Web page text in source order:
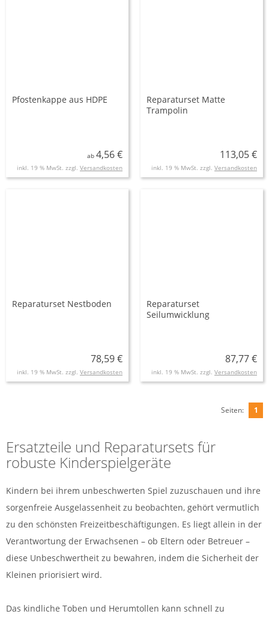
Pfostenkappe aus HDPE
ab 4,56 €
inkl. 19 % MwSt. zzgl. Versandkosten
Reparaturset Matte
Trampolin
113,05 €
inkl. 19 % MwSt. zzgl. Versandkosten
Reparaturset Nestboden
78,59 €
inkl. 19 % MwSt. zzgl. Versandkosten
Reparaturset
Seilumwicklung
87,77 €
inkl. 19 % MwSt. zzgl. Versandkosten
Seiten: 1
Ersatzteile und Reparatursets für
robuste Kinderspielgeräte
Kindern bei ihrem unbeschwerten Spiel zuzuschauen und ihre
sorgenfreie Ausgelassenheit zu beobachten, gehört vermutlich
zu den schönsten Freizeitbeschäftigungen. Es liegt allein in der
Verantwortung der Erwachsenen – ob Eltern oder Betreuer –
diese Unbeschwertheit zu bewahren, indem die Sicherheit der
Kleinen priorisiert wird.
Das kindliche Toben und Herumtollen kann schnell zu